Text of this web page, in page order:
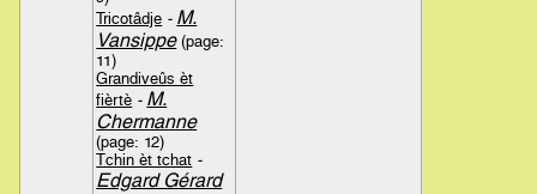
Tricotâdje - M.
Vansippe(page:
11)
Grandiveûs èt
fièrtè - M.
Chermanne
(page: 12)
Tchin èt tchat -
Edgard Gérard